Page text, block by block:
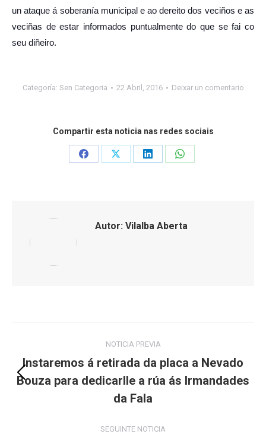
un ataque á soberanía municipal e ao dereito dos veciños e as
veciñas de estar informados puntualmente do que se fai co
seu diñeiro.
Categoría: Sen Categoria 22 Abril, 2016 Deixar un comentario
Compartir esta noticia nas redes sociais
Share
Share
Share
Share
Autor: Vilalba Aberta
navigation
NOTICIA PREVIA
Previous
post:
Instaremos á retirada da placa a Nevado
Bouza para dedicarlle a rúa ás Irmandades
da Fala
SEGUINTE NOTICIA